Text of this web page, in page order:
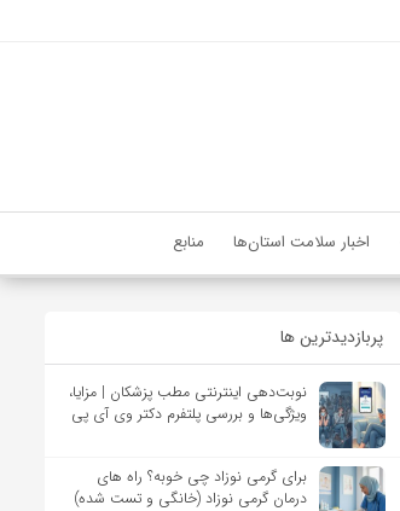
اخبار سلامت استان‌ها منابع
پربازدیدترین ها
نوبت‌دهی اینترنتی مطب پزشکان | مزایا،
ویژگی‌ها و بررسی پلتفرم دکتر وی آی پی
برای گرمی نوزاد چی خوبه؟ راه های
درمان گرمی نوزاد (خانگی و تست شده)